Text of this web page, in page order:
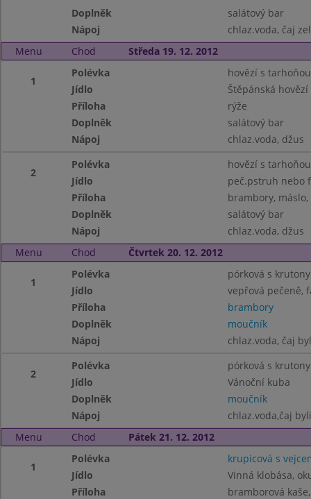
Doplněk
salátový bar
Nápoj
chlaz.voda, čaj
Menu
Chod Středa 19. 12. 2012
1
Polévka
hovězí s tarhoňou
Jídlo
Štěpánská
Příloha
rýže
Doplněk
salátový bar
Nápoj
chlaz.voda, džus
2
Polévka
hovězí s tarhoňou
Jídlo
peč.pstruh nebo
Příloha
brambory,
Doplněk
salátový bar
Nápoj
chlaz.voda, džus
Menu
Chod Čtvrtek 20. 12. 2012
1
Polévka
pórková s krutony
Jídlo
vepřová pečeně,
Příloha
brambory
Doplněk
moučník
Nápoj
chlaz.voda, čaj
2
Polévka
pórková s krutony
Jídlo
Vánoční kuba
Doplněk
moučník
Nápoj
chlaz.voda,čaj
Menu
Chod Pátek 21. 12. 2012
1
Polévka
krupicová s
Jídlo
Vinná klobása,
Příloha
bramborová